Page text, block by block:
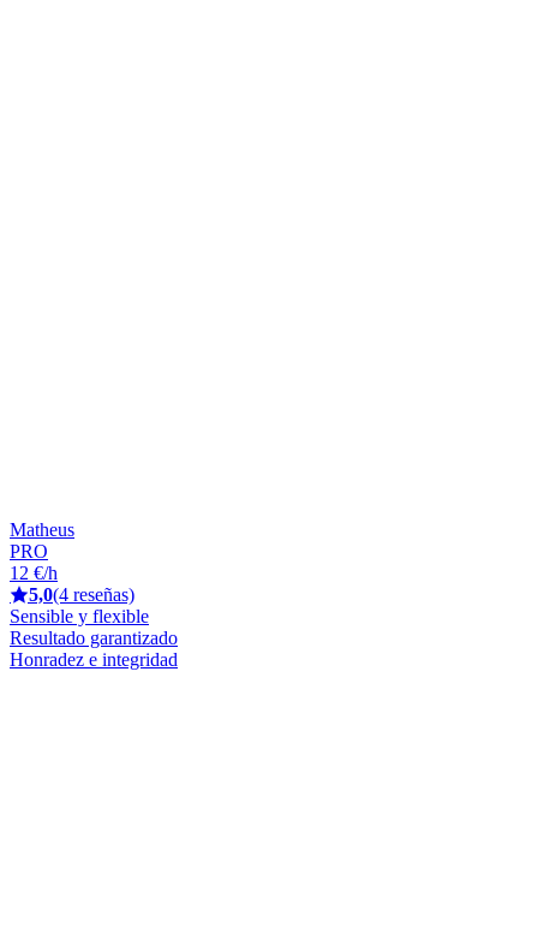
Matheus
PRO
12 €/h
5,0(4 reseñas)
Sensible y flexible
Resultado garantizado
Honradez e integridad